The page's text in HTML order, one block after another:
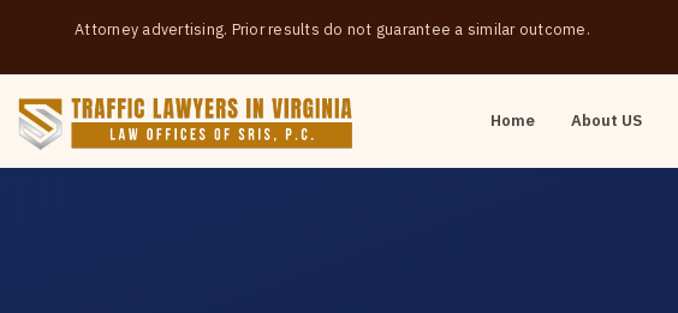
Attorney advertising. Prior results do not guarantee a similar outcome.
Home About US